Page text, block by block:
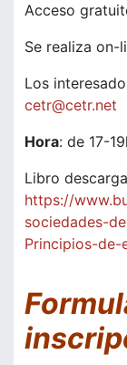
Acceso
Se realiza on-
Los
cetr@cetr.net
Hora: de 17-
Libro
https://
sociedades-
Principios-